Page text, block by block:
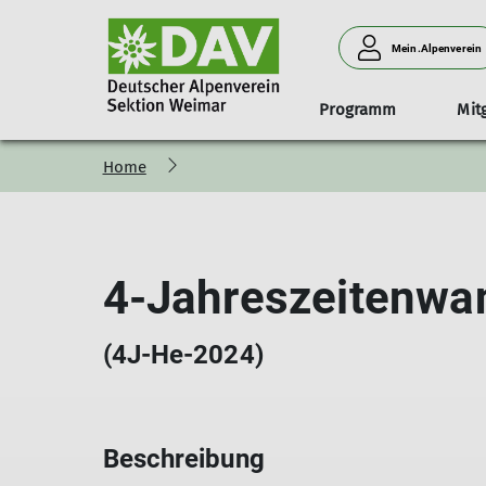
Mein.Alpenverein
Programm
Jahresprogramm
Mitglied werden Sektionswechsel
Materialausleihe
Organisation Vorstand & Beisitzer
EnergieWände
Home
4-
(4J-He-2024)
Beschreibung